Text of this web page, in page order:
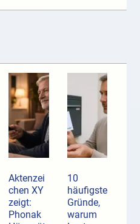
Aktenzei
chen XY
zeigt:
Phonak
10
häufigste
Gründe,
warum